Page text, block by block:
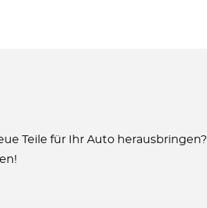
Teile für Ihr Auto herausbringen?